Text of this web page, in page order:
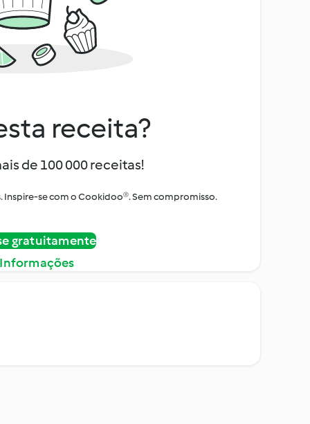
receita?
de 100 000 receitas!
Inspire-se com o Cookidoo®. Sem compromisso.
gratuitamente